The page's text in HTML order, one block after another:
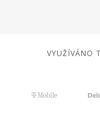
VYUŽÍVÁNO